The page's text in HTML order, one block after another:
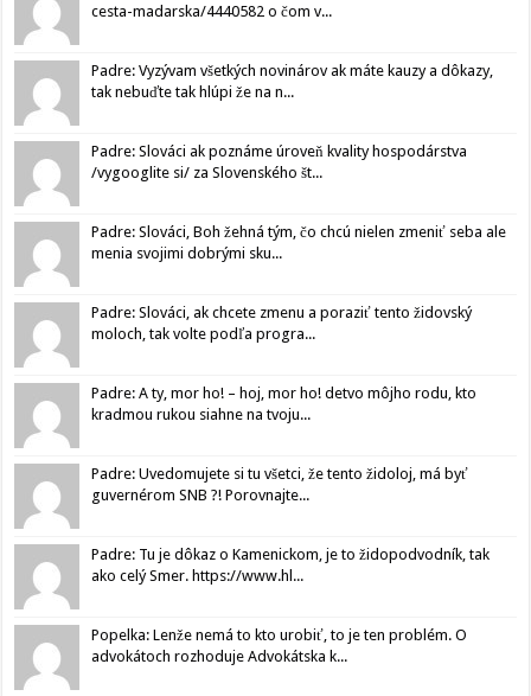
cesta-madarska/4440582 o čom v...
Padre: Vyzývam všetkých novinárov ak máte kauzy a dôkazy,
tak nebuďte tak hlúpi že na n...
Padre: Slováci ak poznáme úroveň kvality hospodárstva
/vygooglite si/ za Slovenského št...
Padre: Slováci, Boh žehná tým, čo chcú nielen zmeniť seba ale
menia svojimi dobrými sku...
Padre: Slováci, ak chcete zmenu a poraziť tento židovský
moloch, tak volte podľa progra...
Padre: A ty, mor ho! – hoj, mor ho! detvo môjho rodu, kto
kradmou rukou siahne na tvoju...
Padre: Uvedomujete si tu všetci, že tento židoloj, má byť
guvernérom SNB ?! Porovnajte...
Padre: Tu je dôkaz o Kamenickom, je to židopodvodník, tak
ako celý Smer. https://www.hl...
Popelka: Lenže nemá to kto urobiť, to je ten problém. O
advokátoch rozhoduje Advokátska k...